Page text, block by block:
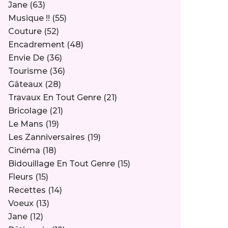
Jane (63)
Musique !! (55)
Couture (52)
Encadrement (48)
Envie De (36)
Tourisme (36)
Gâteaux (28)
Travaux En Tout Genre (21)
Bricolage (21)
Le Mans (19)
Les Zanniversaires (19)
Cinéma (18)
Bidouillage En Tout Genre (15)
Fleurs (15)
Recettes (14)
Voeux (13)
Jane (12)